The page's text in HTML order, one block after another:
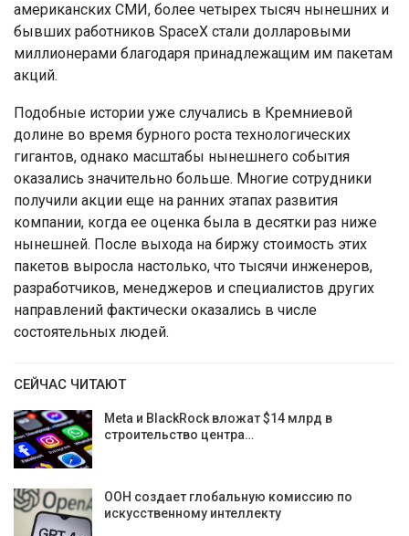
американских СМИ, более четырех тысяч нынешних и
бывших работников SpaceX стали долларовыми
миллионерами благодаря принадлежащим им пакетам
акций.
Подобные истории уже случались в Кремниевой
долине во время бурного роста технологических
гигантов, однако масштабы нынешнего события
оказались значительно больше. Многие сотрудники
получили акции еще на ранних этапах развития
компании, когда ее оценка была в десятки раз ниже
нынешней. После выхода на биржу стоимость этих
пакетов выросла настолько, что тысячи инженеров,
разработчиков, менеджеров и специалистов других
направлений фактически оказались в числе
состоятельных людей.
СЕЙЧАС ЧИТАЮТ
Meta и BlackRock вложат $14 млрд в
строительство центра…
ООН создает глобальную комиссию по
искусственному интеллекту